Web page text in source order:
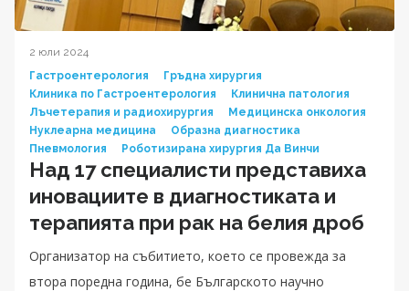
2 юли 2024
Гастроентерология
Гръдна хирургия
Клиника по Гастроентерология
Клинична патология
Лъчетерапия и радиохирургия
Медицинска онкология
Нуклеарна медицина
Образна диагностика
Пневмология
Роботизирана хирургия Да Винчи
Над 17 специалисти представиха
иновациите в диагностиката и
терапията при рак на белия дроб
Организатор на събитието, което се провежда за
втора поредна година, бе Българското научно